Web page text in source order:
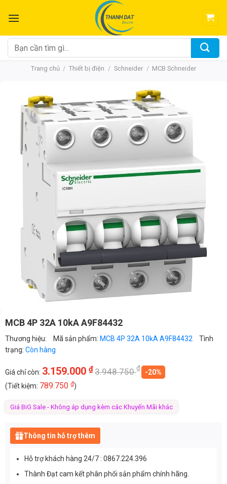
đến
dung
Tìm
kiếm:
Trang chủ / Thiết bị điện / Schneider / MCB Schneider
MCB 4P 32A 10kA A9F84432
Thương hiệu: Mã sản phẩm: MCB 4P 32A 10kA A9F84432
Tình
trạng: Còn hàng
Giá chỉ còn: 3.159.000 ₫3.948.750₫
-20%
(Tiết kiệm: 789.750 ₫)
Giá BiG Sale - Không áp dụng kèm các Khuyến Mãi khác
Thông tin hỗ trợ thêm
Hỗ trợ khách hàng 24/7 : 0867.224.396
Thành Đạt cam kết phân phối sản phẩm chính hãng.